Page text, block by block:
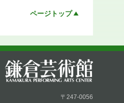
ページトップ
〒247-0056